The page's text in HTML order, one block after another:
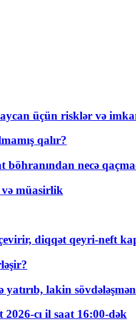
üçün risklər və
qalır?
böhranından necə
və müasirlik
diqqət qeyri-neft
lakin
cı il saat 16:00-dək